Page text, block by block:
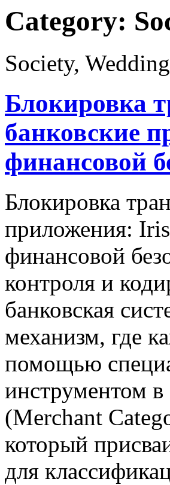
Category:
Society,
Блокировка
банковские
финансовой
Блокировка
приложения:
финансовой
контроля и
банковская
механизм, где
помощью
инструментом в
(Merchant
который
для